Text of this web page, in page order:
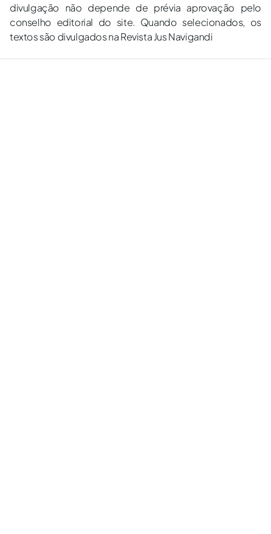
divulgação não depende de prévia aprovação pelo
conselho editorial do site. Quando selecionados, os
textos são divulgados na Revista Jus Navigandi